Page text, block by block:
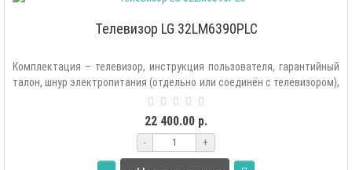
Телевизор LG 32LM6390PLC
Комплектация – телевизор, инструкция пользователя, гарантийный
талон, шнур электропитания (отдельно или соединён с телевизором),
22 400.00 р.
- +